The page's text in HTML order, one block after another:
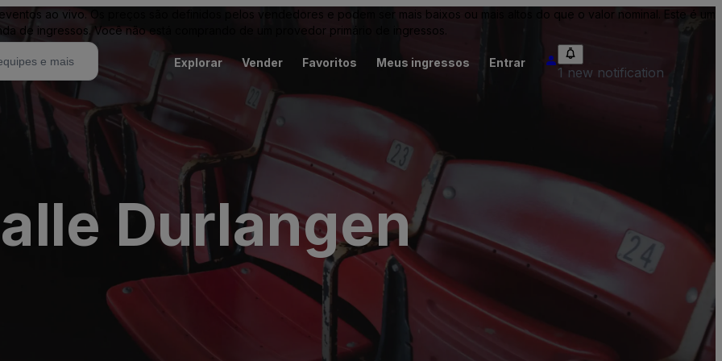
ao vivo. Os preços são definidos pelos vendedores e podem ser mais baixos ou mais altos do que o valor nominal. Este é um
de ingressos. Você não está comprando de um provedor primário de ingressos.
Explorar Vender Favoritos Meus ingressos Entrar
1 new notification
Durlangen